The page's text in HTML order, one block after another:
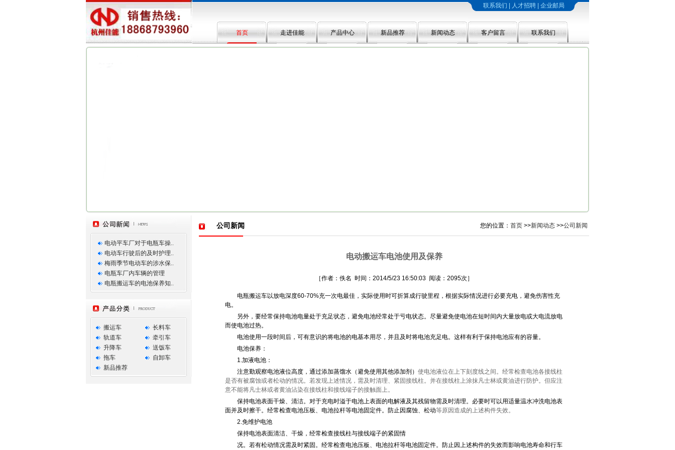
联系我们 人才招聘| 企业邮局
首页 走进佳能 产品中心 新品推荐 新闻动态 客户留言 联系我们
电动平车厂对于电瓶车操..
电动车行驶后的及时护理..
梅雨季节电动车的涉水保..
电瓶车厂内车辆的管理
电瓶搬运车的电池保养知..
搬运车
长料车
轨道车
牵引车
升降车
送饭车
拖车
自卸车
新品推荐
公司新闻 您的位置： 首页 >>新闻动态 >>公司新闻
电动搬运车电池使用及保养
［作者：佚名 时间：2014/5/23 16:50:03 阅读：2095次］
电瓶搬运车以放电深度60-70%充一次电最佳，实际使用时可折算成行驶里程，根据实际情况进行必要充电，避免伤害性充
电。
另外，要经常保持电池电量处于充足状态，避免电池经常处于亏电状态。尽量避免使电池在短时间内大量放电或大电流放电
而使电池过热。
电池使用一段时间后，可有意识的将电池的电基本用尽，并且及时将电池充足电。这样有利于保持电池应有的容量。
电池保养：
1.加液电池：
注意勤观察电池液位高度，通过添加蒸馏水（避免使用其他添加剂） 使电池液位在上下刻度线之间。经常检查电池各接线柱
是否有被腐蚀或者松动的情况。若发现上述情况，需及时清理、紧固接线柱。并在接线柱上涂抹凡士林或黄油进行防护。但应注
意不能将凡士林或者黄油沾染在接线柱和接线端子的接触面上。
保持电池表面干燥、清洁。对于充电时溢于电池上表面的电解液及其残留物需及时清理。必要时可以用适量温水冲洗电池表
面并及时擦干。经常检查电池压板、电池拉杆等电池固定件。防止因腐蚀、松动等原因造成的上述构件失效。
2.免维护电池
保持电池表面清洁、干燥，经常检查接线柱与接线端子的紧固情
况。若有松动情况需及时紧固。经常检查电池压板、电池拉杆等电池固定件。防止因上述构件的失效而影响电池寿命和行车